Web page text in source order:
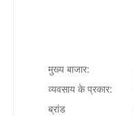
मुख्य बाजार:
व्यवसाय के प्रकार:
ब्रांड